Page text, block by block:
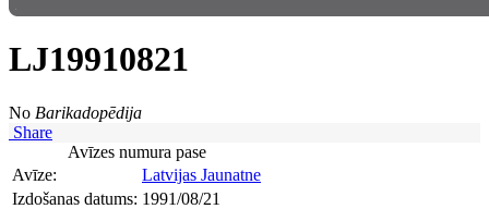
LJ19910821
No Barikadopēdija
Share
Avīzes numura pase
Avīze:
Latvijas Jaunatne
Izdošanas datums: 1991/08/21